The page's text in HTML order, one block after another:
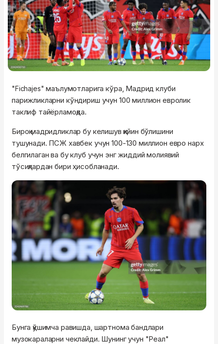
"Fichajes"маълумотларига кўра, Мадрид клуби
парижликларни кўндириш учун 100 миллион евролик
таклиф тайёрламоқда.
Бироқ мадридликлар бу келишув қийин бўлишини
тушунади. ПСЖ хавбек учун 100-130 миллион евро нарх
белгилаган ва бу клуб учун энг жиддий молиявий
тўсиқлардан бири ҳисобланади.
Бунга қўшимча равишда, шартнома бандлари
музокараларни чеклайди. Шунинг учун "Реал"